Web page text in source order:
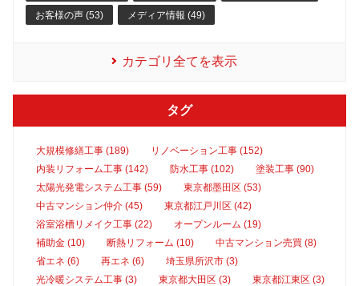
お客様の声 (53) メディア情報 (49)
カテゴリ全てを表示
タグ
大規模修繕工事 (189)
リノベーション工事 (152)
内装リフォーム工事 (142)
防水工事 (102)
塗装工事 (90)
太陽光発電システム工事 (59)
東京都墨田区 (53)
中古マンション仲介 (45)
東京都江戸川区 (42)
浴室浴槽リメイク工事 (22)
オープンルーム (19)
補助金 (10)
断熱リフォーム (10)
中古マンション売買 (8)
省エネ (6)
再エネ (6)
埼玉県所沢市 (3)
光冷暖システム工事 (3)
東京都大田区 (3)
東京都江東区 (3)